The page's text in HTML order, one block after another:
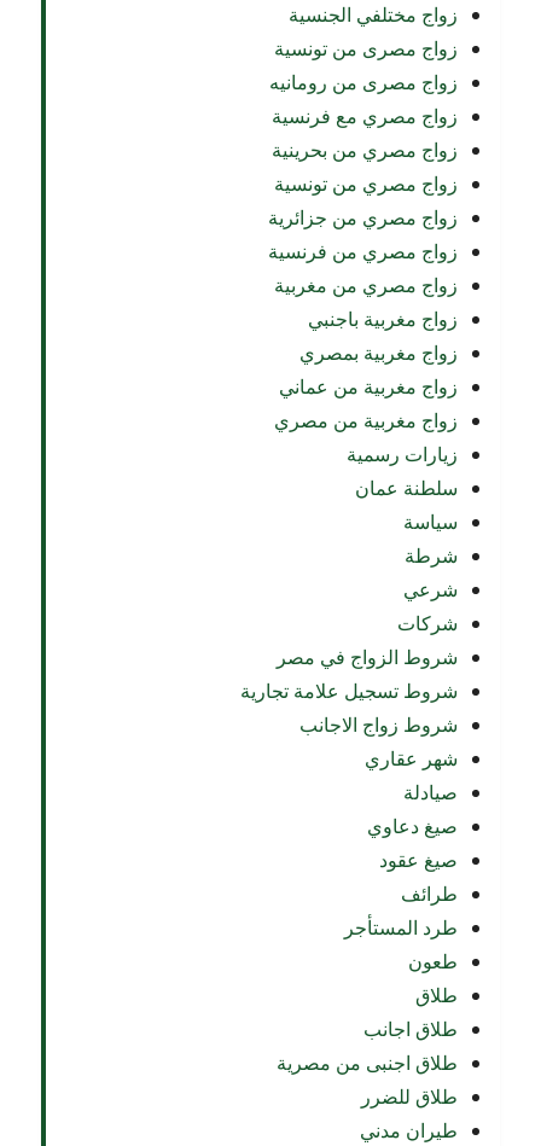
زواج مختلفي الجنسية
زواج مصرى من تونسية
زواج مصرى من رومانيه
زواج مصري مع فرنسية
زواج مصري من بحرينية
زواج مصري من تونسية
زواج مصري من جزائرية
زواج مصري من فرنسية
زواج مصري من مغربية
زواج مغربية باجنبي
زواج مغربية بمصري
زواج مغربية من عماني
زواج مغربية من مصري
زيارات رسمية
سلطنة عمان
سياسة
شرطة
شرعي
شركات
شروط الزواج في مصر
شروط تسجيل علامة تجارية
شروط زواج الاجانب
شهر عقاري
صيادلة
صيغ دعاوي
صيغ عقود
طرائف
طرد المستأجر
طعون
طلاق
طلاق اجانب
طلاق اجنبى من مصرية
طلاق للضرر
طيران مدني